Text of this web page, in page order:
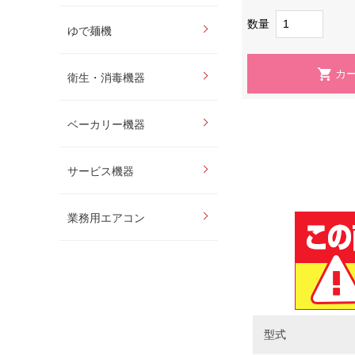
ゆで麺機
衛生・消毒機器
ベーカリー機器
サービス機器
業務用エアコン
数量
型式